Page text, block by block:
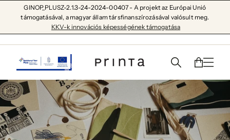
GINOP_PLUSZ-2.1.3-24-2024-00407 - A projekt az Európai Unió
támogatásával, a magyar állam társfinanszírozásával valósult meg.
KKV-k innovációs képességének támogatása